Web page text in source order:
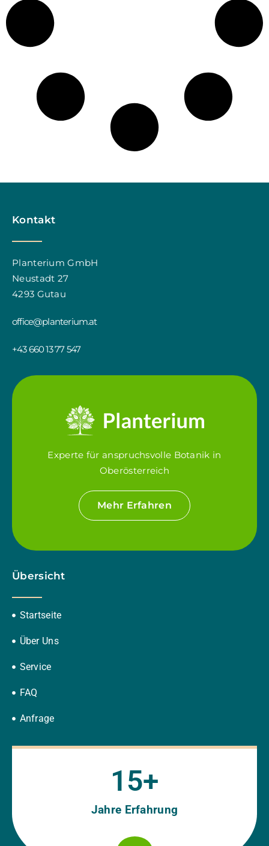
Kontakt
Planterium GmbH
Neustadt 27
4293 Gutau
office@planterium.at
+43 660 13 77 547
Experte für anspruchsvolle Botanik in
Oberösterreich
Mehr Erfahren
Übersicht
Startseite
Über Uns
Service
FAQ
Anfrage
Jahre Erfahrung
15+